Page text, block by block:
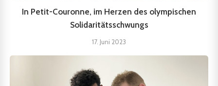
In Petit-Couronne, im Herzen des olympischen
Solidaritätsschwungs
17. Juni 2023